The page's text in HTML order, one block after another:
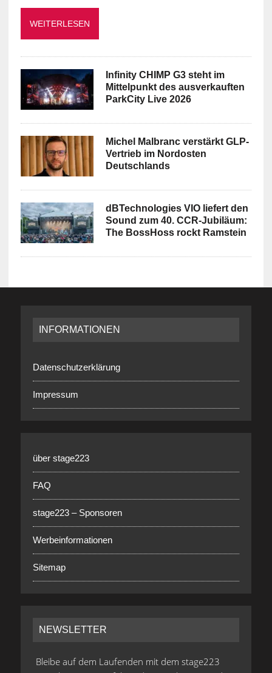
WEITERLESEN
Infinity CHIMP G3 steht im
Mittelpunkt des ausverkauften
ParkCity Live 2026
Michel Malbranc verstärkt GLP-
Vertrieb im Nordosten
Deutschlands
dBTechnologies VIO liefert den
Sound zum 40. CCR-Jubiläum:
The BossHoss rockt Ramstein
INFORMATIONEN
Datenschutzerklärung
Impressum
über stage223
FAQ
stage223 – Sponsoren
Werbeinformationen
Sitemap
NEWSLETTER
Bleibe auf dem Laufenden mit dem stage223